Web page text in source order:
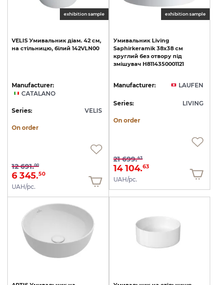
exhibition sample
VELIS Умивальник діам. 42 см,
на стільницю, білий 142VLN00
Manufacturer:
CATALANO
Series: VELIS
On order
12 691.00
6 345.50
UAH/pc.
exhibition sample
Умивальник Living
Saphirkeramik 38х38 см
круглий без отвору під
змішувач H8114350001121
Manufacturer: LAUFEN
Series: LIVING
On order
21 699.43
14 104.63
UAH/pc.